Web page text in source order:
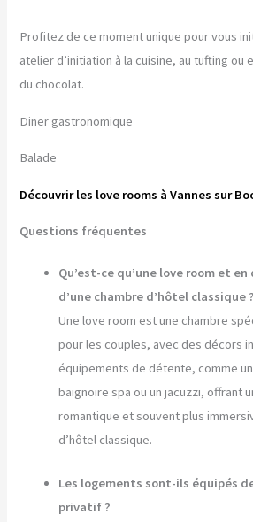
Profitez de ce moment unique pour vous
atelier d’initiation à la cuisine, au tufting ou
du chocolat.
Diner gastronomique
Balade
Découvrir les love rooms à Vannes sur
Questions fréquentes
Qu’est-ce qu’une love room et
d’une chambre d’hôtel classique ?
Une love room est une chambre
pour les couples, avec des décors
équipements de détente, comme
baignoire spa ou un jacuzzi, offrant
romantique et souvent plus
d’hôtel classique.
Les logements sont-ils équipés
privatif ?